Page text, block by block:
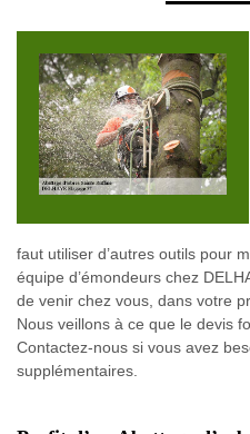
faut utiliser d’autres outils pour
équipe d’émondeurs chez
de venir chez vous, dans votre
Nous veillons à ce que le devis
Contactez-nous si vous avez
supplémentaires.